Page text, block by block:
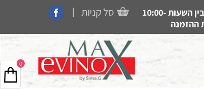
קנייה בחנות, איסוף עצמי, משלוחים ותמיכה זמין בין הימים א’-ה’ בין השעות 10:00-
|
0